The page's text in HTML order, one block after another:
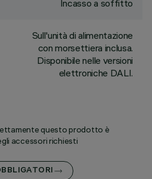
Incasso a soffitto
Sull'unità di alimentazione
con morsettiera inclusa.
Disponibile nelle versioni
elettroniche DALI.
questo prodotto è
accessori richiesti